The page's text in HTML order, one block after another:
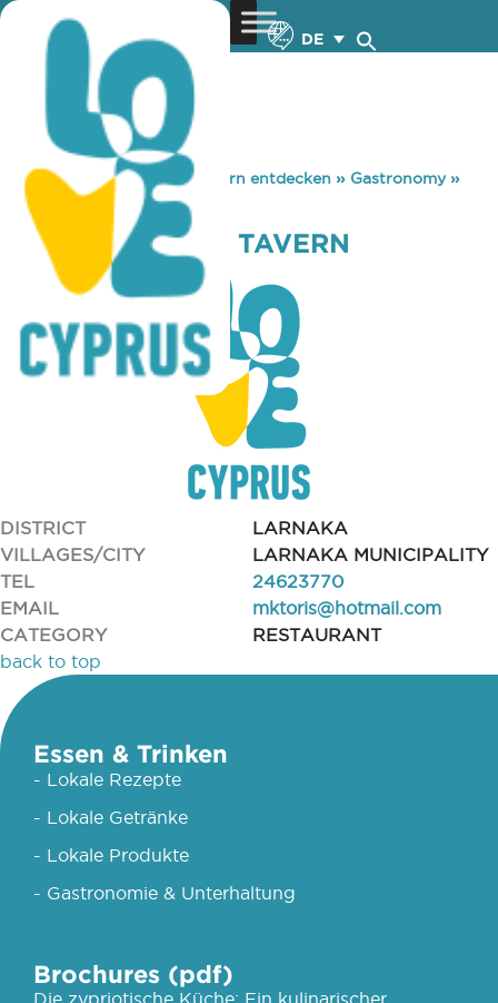
DE
You are here: Home »Zypern entdecken » Gastronomy»
VARELI VILLAGE TAVERN
VARELI VILLAGE TAVERN
DISTRICT
LARNAKA
VILLAGES/CITY
LARNAKA MUNICIPALITY
TEL
24623770
EMAIL
mktoris@hotmail.com
CATEGORY
RESTAURANT
back to top
Essen & Trinken
- Lokale Rezepte
- Lokale Getränke
- Lokale Produkte
- Gastronomie & Unterhaltung
Brochures (pdf)
Die zypriotische Küche: Ein kulinarischer